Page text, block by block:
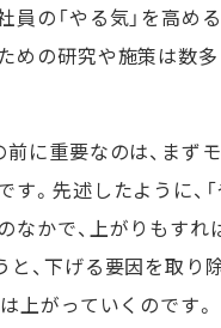
の「やる気」を高め
めの研究や施策は数
に重要なのは、まず
。先述したように、
なかで、上がりもすれ
と、下げる要因を取り
上がっていくのです。